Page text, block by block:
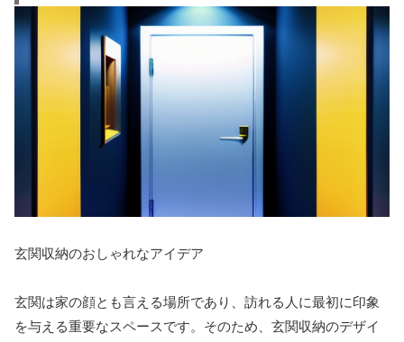
玄関収納のおしゃれなアイデア
玄関は家の顔とも言える場所であり、訪れる人に最初に印象
を与える重要なスペースです。そのため、玄関収納のデザイ